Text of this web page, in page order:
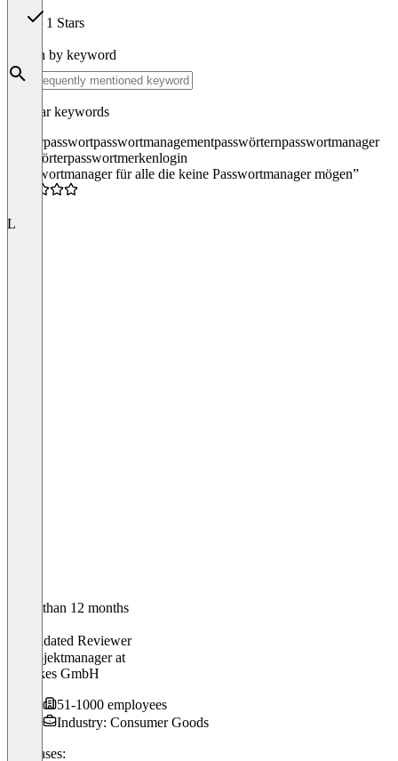
1 Stars
Search by keyword
Popular keywords
masterpasswortpasswortmanagementpasswörternpasswortmanager
passwörterpasswortmerkenlogin
“Passwortmanager für alle die keine Passwortmanager mögen”
L
Older than 12 months
Validated Reviewer
IT Projektmanagerat
Vit:bikes GmbH
51-1000 employees
Industry: Consumer Goods
Use cases: